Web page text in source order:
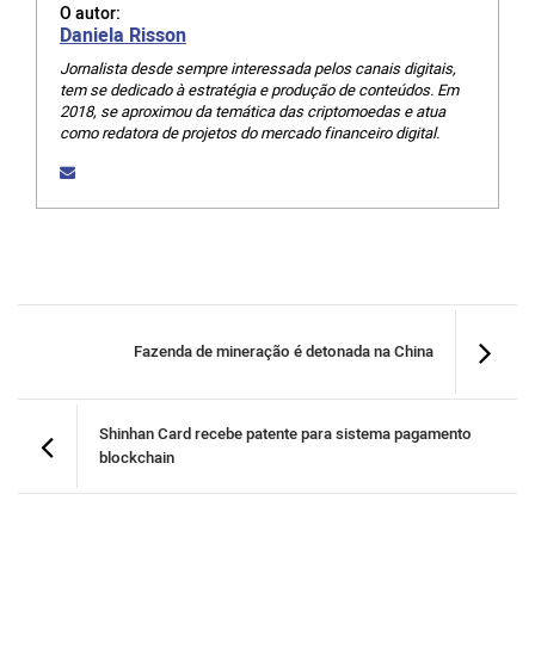
O autor:
Daniela Risson
Jornalista desde sempre interessada pelos canais digitais,
tem se dedicado à estratégia e produção de conteúdos. Em
2018, se aproximou da temática das criptomoedas e atua
como redatora de projetos do mercado financeiro digital.
Fazenda de mineração é detonada na China
Shinhan Card recebe patente para sistema pagamento
blockchain